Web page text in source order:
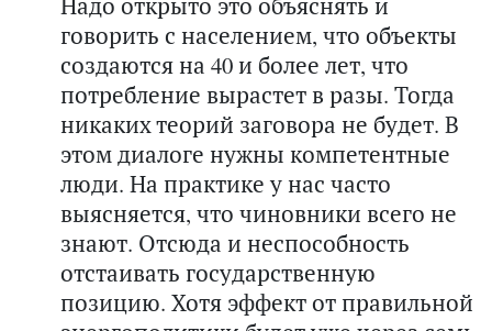
говорить с населением, что объекты
создаются на 40 и более лет, что
потребление вырастет в разы. Тогда
никаких теорий заговора не будет. В
этом диалоге нужны компетентные
люди. На практике у нас часто
выясняется, что чиновники всего не
знают. Отсюда и неспособность
отстаивать государственную
позицию. Хотя эффект от правильной